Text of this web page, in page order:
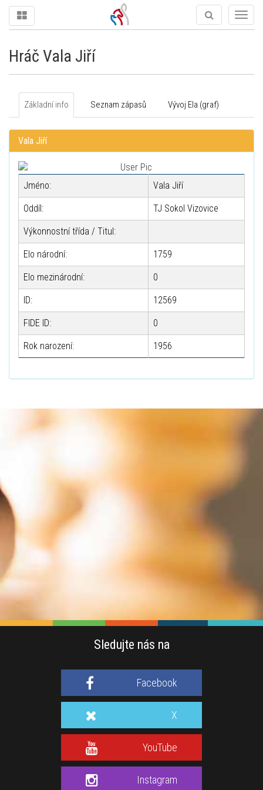
Hráč Vala Jiří
Základní info Seznam zápasů Vývoj Ela (graf)
Vala Jiří
Jméno: Vala Jiří
Oddíl: TJ Sokol Vizovice
Výkonnostní třída / Titul:
Elo národní: 1759
Elo mezinárodní: 0
ID: 12569
FIDE ID: 0
Rok narození: 1956
Sledujte nás na
Facebook
X
YouTube
Instagram